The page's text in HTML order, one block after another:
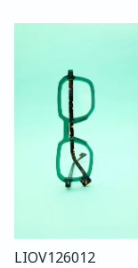
LIOV126012